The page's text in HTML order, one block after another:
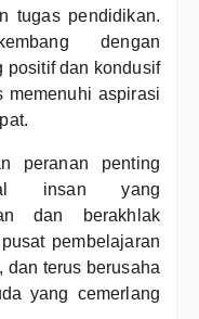
tugas pendidikan.
dengan
positif dan kondusif
memenuhi aspirasi
peranan penting
insan yang
dan berakhlak
pembelajaran
dan terus berusaha
yang cemerlang